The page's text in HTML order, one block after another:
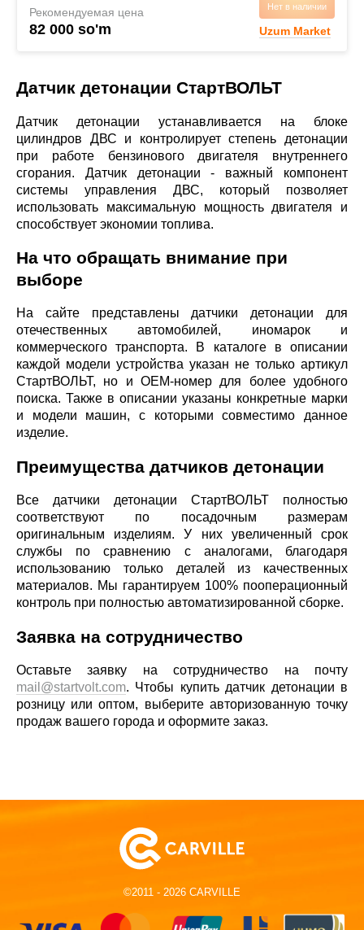
Рекомендуемая цена
82 000 so'm
Нет в наличии
Uzum Market
Датчик детонации СтартВОЛЬТ
Датчик детонации устанавливается на блоке
цилиндров ДВС и контролирует степень детонации
при работе бензинового двигателя внутреннего
сгорания. Датчик детонации - важный компонент
системы управления ДВС, который позволяет
использовать максимальную мощность двигателя и
способствует экономии топлива.
На что обращать внимание при
выборе
На сайте представлены датчики детонации для
отечественных автомобилей, иномарок и
коммерческого транспорта. В каталоге в описании
каждой модели устройства указан не только артикул
СтартВОЛЬТ, но и ОЕМ-номер для более удобного
поиска. Также в описании указаны конкретные марки
и модели машин, с которыми совместимо данное
изделие.
Преимущества датчиков детонации
Все датчики детонации СтартВОЛЬТ полностью
соответствуют по посадочным размерам
оригинальным изделиям. У них увеличенный срок
службы по сравнению с аналогами, благодаря
использованию только деталей из качественных
материалов. Мы гарантируем 100% пооперационный
контроль при полностью автоматизированной сборке.
Заявка на сотрудничество
Оставьте заявку на сотрудничество на почту
mail@startvolt.com. Чтобы купить датчик детонации в
розницу или оптом, выберите авторизованную точку
продаж вашего города и оформите заказ.
©2011 - 2026 CARVILLE